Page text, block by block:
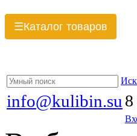
☰Каталог товаров
info@kulibin.su